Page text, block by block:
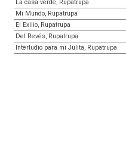
La casa verde, Rupatrupa
Mi Mundo, Rupatrupa
El Exilio, Rupatrupa
Del Revés, Rupatrupa
Interludio para mi Julita, Rupatrupa